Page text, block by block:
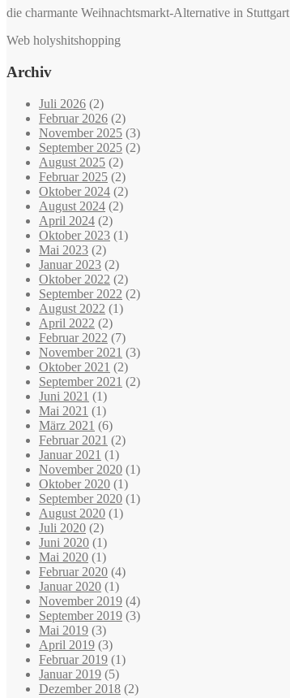
die charmante Weihnachtsmarkt-Alternative in Stuttgart
Web holyshitshopping
Archiv
Juli 2026 (2)
Februar 2026 (2)
November 2025 (3)
September 2025 (2)
August 2025 (2)
Februar 2025 (2)
Oktober 2024 (2)
August 2024 (2)
April 2024 (2)
Oktober 2023 (1)
Mai 2023 (2)
Januar 2023 (2)
Oktober 2022 (2)
September 2022 (2)
August 2022 (1)
April 2022 (2)
Februar 2022 (7)
November 2021 (3)
Oktober 2021 (2)
September 2021 (2)
Juni 2021 (1)
Mai 2021 (1)
März 2021 (6)
Februar 2021 (2)
Januar 2021 (1)
November 2020 (1)
Oktober 2020 (1)
September 2020 (1)
August 2020 (1)
Juli 2020 (2)
Juni 2020 (1)
Mai 2020 (1)
Februar 2020 (4)
Januar 2020 (1)
November 2019 (4)
September 2019 (3)
Mai 2019 (3)
April 2019 (3)
Februar 2019 (1)
Januar 2019 (5)
Dezember 2018 (2)